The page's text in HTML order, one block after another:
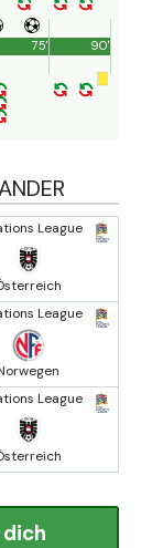
90'
75'
League
League
League